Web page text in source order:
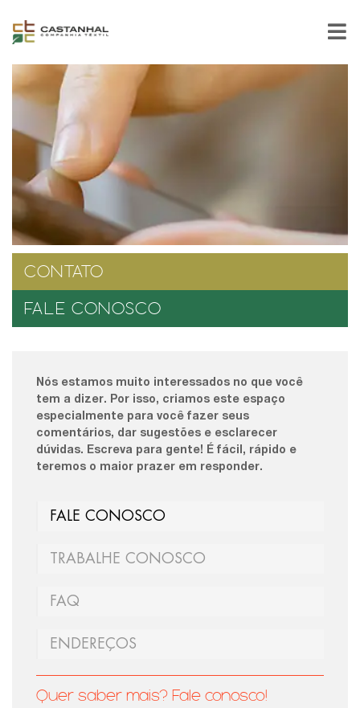
CONTATO
FALE CONOSCO
Nós estamos muito interessados no que você
tem a dizer. Por isso, criamos este espaço
especialmente para você fazer seus
comentários, dar sugestões e esclarecer
dúvidas. Escreva para gente! É fácil, rápido e
teremos o maior prazer em responder.
FALE CONOSCO
TRABALHE CONOSCO
FAQ
ENDEREÇOS
Quer saber mais? Fale conosco!